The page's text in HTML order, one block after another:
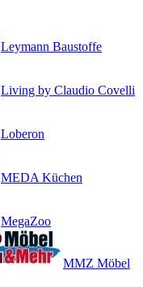
Leymann Baustoffe
Living by Claudio Covelli
Loberon
MEDA Küchen
MegaZoo
MMZ Möbel